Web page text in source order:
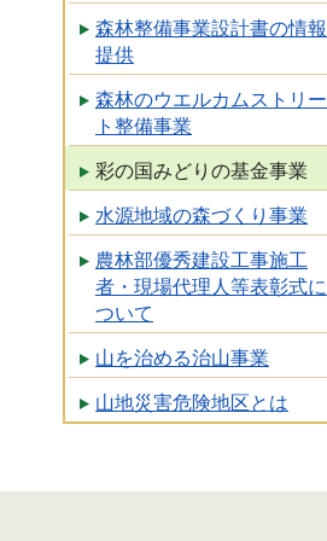
森林整備事業設計書の情報
提供
森林のウエルカムストリー
ト整備事業
彩の国みどりの基金事業
水源地域の森づくり事業
農林部優秀建設工事施工
者・現場代理人等表彰式に
ついて
山を治める治山事業
山地災害危険地区とは